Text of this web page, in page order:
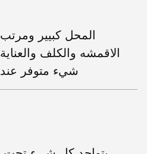
الاقمشه والكلف
شيء متوفر